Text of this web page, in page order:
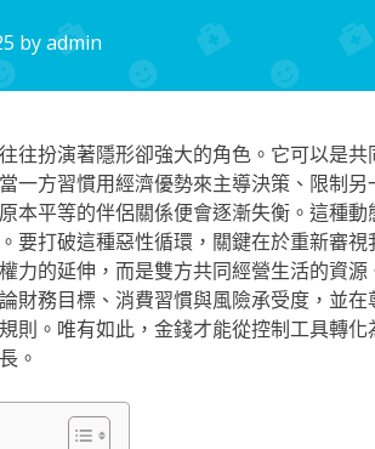
byadmin
往扮演著隱形卻強大的角色。它可以是
一方習慣用經濟優勢來主導決策、限制
本平等的伴侶關係便會逐漸失衡。這種
要打破這種惡性循環，關鍵在於重新審
力的延伸，而是雙方共同經營生活的資
財務目標、消費習慣與風險承受度，並
則。唯有如此，金錢才能從控制工具轉
。